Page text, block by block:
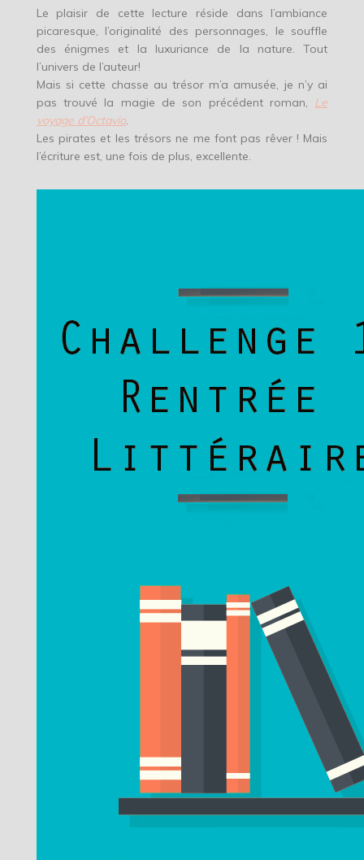
Le plaisir de cette lecture réside dans l’ambiance
picaresque, l’originalité des personnages, le souffle
des énigmes et la luxuriance de la nature. Tout
l’univers de l’auteur!
Mais si cette chasse au trésor m’a amusée, je n’y ai
pas trouvé la magie de son précédent roman, Le
voyage d’Octavio.
Les pirates et les trésors ne me font pas rêver ! Mais
l’écriture est, une fois de plus, excellente.